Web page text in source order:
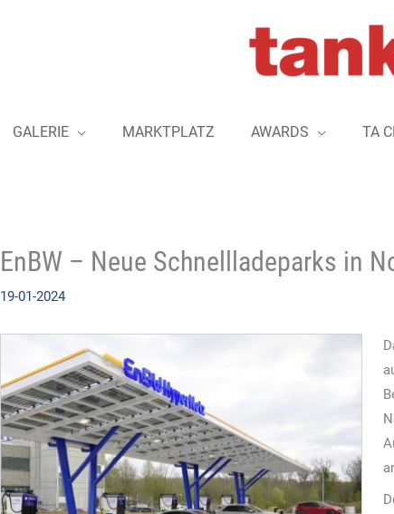
GALERIE MARKTPLATZ AWARDS TA
EnBW – Neue Schnellladeparks in
19-01-2024